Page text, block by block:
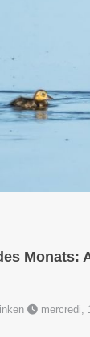
Monats:
mercredi,